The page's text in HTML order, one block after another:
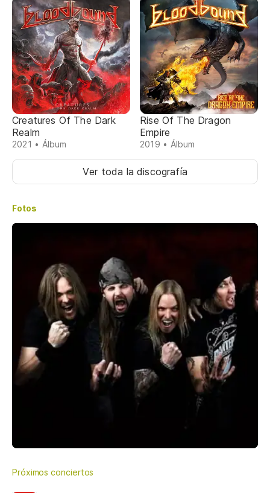
Creatures Of The Dark
Realm
2021 • Álbum
Rise Of The Dragon
Empire
2019 • Álbum
Ver toda la discografía
Fotos
Próximos conciertos